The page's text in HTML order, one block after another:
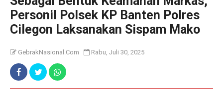
Personil Polsek KP Banten Polres
Cilegon Laksanakan Sispam Mako
GebrakNasional.Com Rabu, Juli 30, 2025